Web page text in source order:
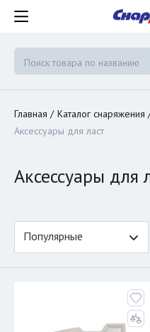
Главная Каталог снаряжения
Аксессуары для ласт
Аксессуары для
Популярные